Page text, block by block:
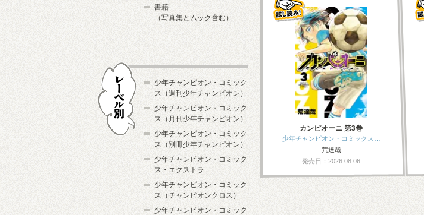
カンピオーニ 第3巻
少年チャンピオン・コミックス…
荒達哉
発売日：2026.08.06
書籍
（写真集とムック含む）
少年チャンピオン・コミック
ス（週刊少年チャンピオン）
少年チャンピオン・コミック
ス（月刊少年チャンピオン）
少年チャンピオン・コミック
ス（別冊少年チャンピオン）
少年チャンピオン・コミック
ス・エクストラ
少年チャンピオン・コミック
ス（チャンピオンクロス）
少年チャンピオン・コミック